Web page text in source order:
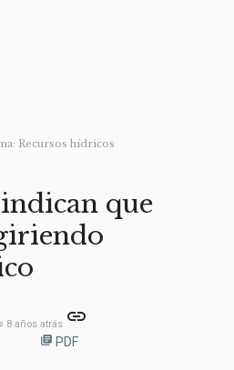
Recursos hídricos
que
8 años atrás link
library_books PDF